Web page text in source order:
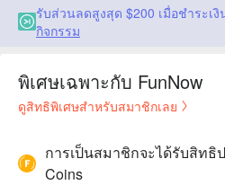
รับส่วนลดสูงสุด $200 เมื่อชำระเ
กิจกรรม
พิเศษเฉพาะกับ FunNow
ดูสิทธิพิเศษสำหรับสมาชิกเลย
การเป็นสมาชิกจะได้รับสิทธิ
Coins